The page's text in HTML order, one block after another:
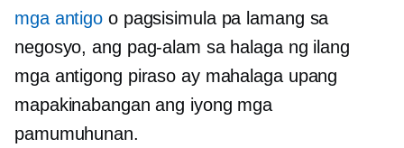
mga antigo o pagsisimula pa lamang sa
negosyo, ang pag-alam sa halaga ng ilang
mga antigong piraso ay mahalaga upang
mapakinabangan ang iyong mga
pamumuhunan.